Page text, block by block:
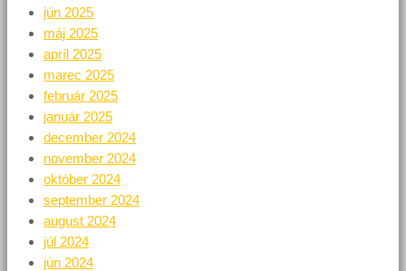
jún 2025
máj 2025
apríl 2025
marec 2025
február 2025
január 2025
december 2024
november 2024
október 2024
september 2024
august 2024
júl 2024
jún 2024